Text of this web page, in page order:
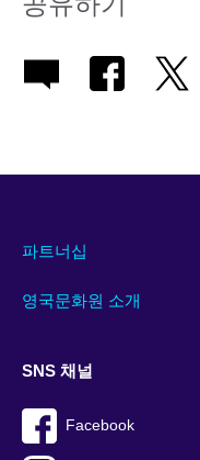
파트너십
영국문화원 소개
SNS 채널
Facebook